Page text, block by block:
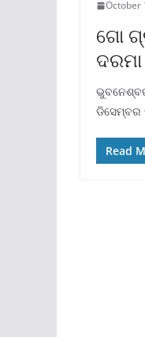
October
ଗୋ
ଡିସେମ୍ବର
Read